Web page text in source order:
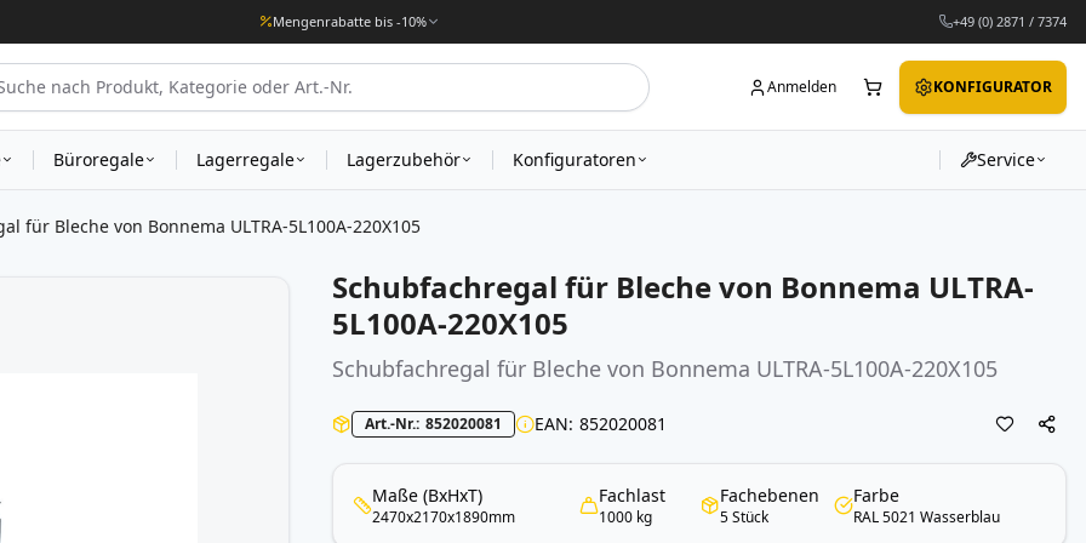
Mengenrabatte bis -10% +49 (0) 2871 / 7374
Anmelden KONFIGURATOR
Büroregale Lagerregale Lagerzubehör Konfiguratoren Service
für Bleche von Bonnema ULTRA-5L100A-220X105
Schubfachregal für Bleche von Bonnema ULTRA-
5L100A-220X105
Schubfachregal für Bleche von Bonnema ULTRA-5L100A-220X105
Art.-Nr. 852020081 EAN 852020081
Maße (BxHxT)
2470x2170x1890mm
Fachlast
1000 kg
Fachebenen
5 Stück
Farbe
RAL 5021 Wasserblau